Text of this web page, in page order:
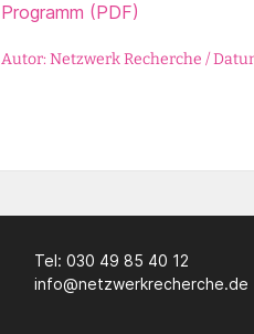
Programm (PDF)
Autor: Netzwerk Recherche /
Tel: 030 49 85 40 12
info@netzwerkrecherche.de